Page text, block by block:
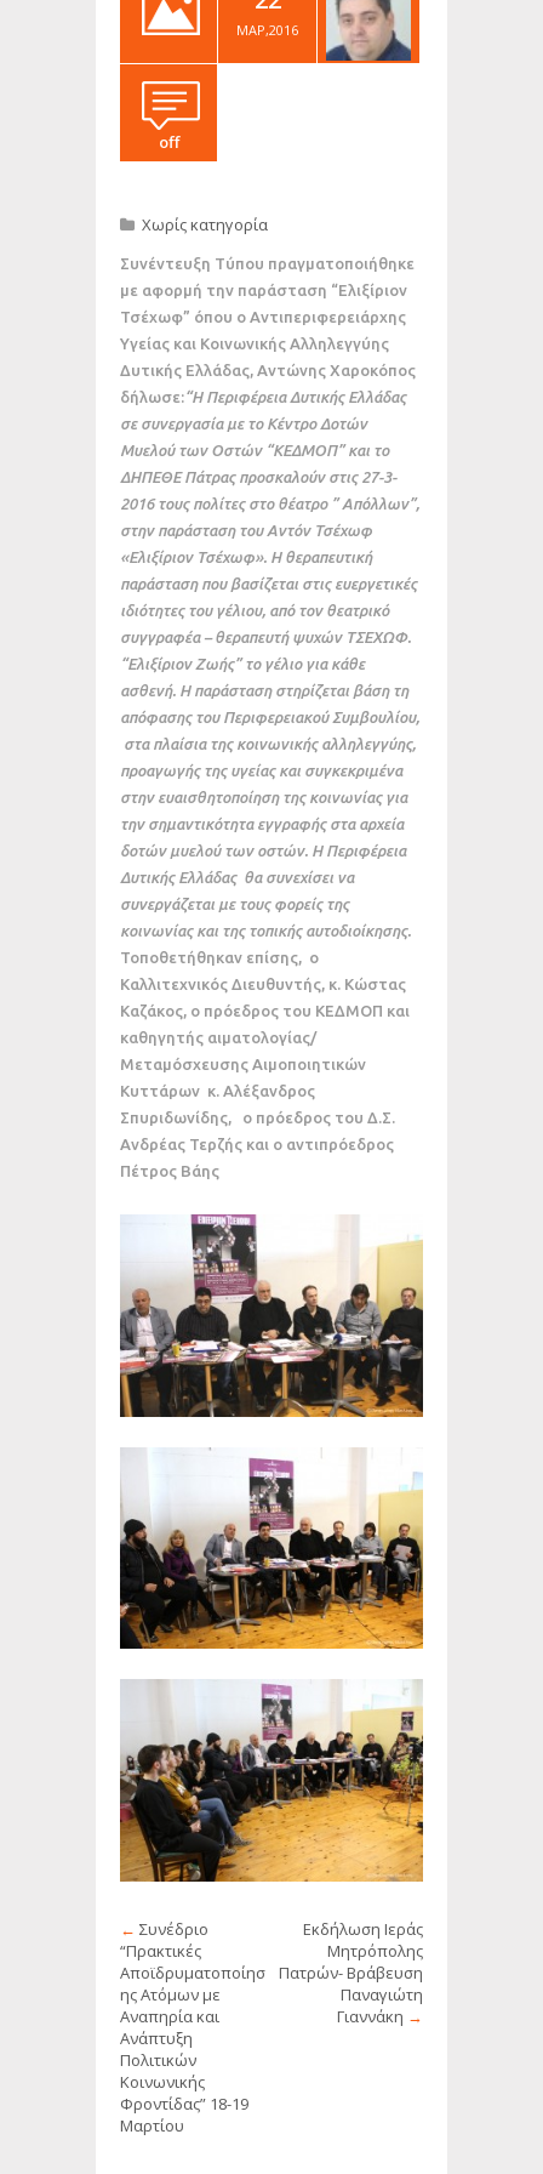
ΜΑΡ,2016
off
Χωρίς κατηγορία
Συνέντευξη Τύπου πραγματοποιήθηκε
με αφορμή την παράσταση “Ελιξίριον
Τσέχωφ” όπου ο Αντιπεριφερειάρχης
Υγείας και Κοινωνικής Αλληλεγγύης
Δυτικής Ελλάδας, Αντώνης Χαροκόπος
δήλωσε:“Η Περιφέρεια Δυτικής Ελλάδας
σε συνεργασία με το Κέντρο Δοτών
Μυελού των Οστών “ΚΕΔΜΟΠ” και το
ΔΗΠΕΘΕ Πάτρας προσκαλούν στις 27-3-
2016 τους πολίτες στο θέατρο ” Απόλλων”,
στην παράσταση του Αντόν Τσέχωφ
«Ελιξίριον Τσέχωφ». Η θεραπευτική
παράσταση που βασίζεται στις ευεργετικές
ιδιότητες του γέλιου, από τον θεατρικό
συγγραφέα – θεραπευτή ψυχών ΤΣΕΧΩΦ.
“Ελιξίριον Ζωής” το γέλιο για κάθε
ασθενή. Η παράσταση στηρίζεται βάση τη
απόφασης του Περιφερειακού Συμβουλίου,
στα πλαίσια της κοινωνικής αλληλεγγύης,
προαγωγής της υγείας και συγκεκριμένα
στην ευαισθητοποίηση της κοινωνίας για
την σημαντικότητα εγγραφής στα αρχεία
δοτών μυελού των οστών. Η Περιφέρεια
Δυτικής Ελλάδας θα συνεχίσει να
συνεργάζεται με τους φορείς της
κοινωνίας και της τοπικής αυτοδιοίκησης.
Τοποθετήθηκαν επίσης, ο
Καλλιτεχνικός Διευθυντής, κ. Κώστας
Καζάκος, ο πρόεδρος του ΚΕΔΜΟΠ και
καθηγητής αιματολογίας/
Μεταμόσχευσης Αιμοποιητικών
Κυττάρων κ. Αλέξανδρος
Σπυριδωνίδης, ο πρόεδρος του Δ.Σ.
Ανδρέας Τερζής και ο αντιπρόεδρος
Πέτρος Βάης
← Συνέδριο
“Πρακτικές
Αποϊδρυματοποίησ
ης Ατόμων με
Αναπηρία και
Ανάπτυξη
Πολιτικών
Κοινωνικής
Φροντίδας” 18-19
Εκδήλωση Ιεράς
Μητρόπολης
Πατρών- Βράβευση
Παναγιώτη
Γιαννάκη →